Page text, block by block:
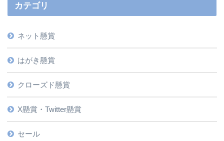
カテゴリ
ネット懸賞
はがき懸賞
クローズド懸賞
X懸賞・Twitter懸賞
セール